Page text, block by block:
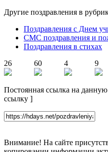
Другие поздравления в
Поздравления с Днем
СМС поздравления и
Поздравления в стихах
26
60 4 9
Постоянная ссылка на
ссылку ]
Внимание! На сайте